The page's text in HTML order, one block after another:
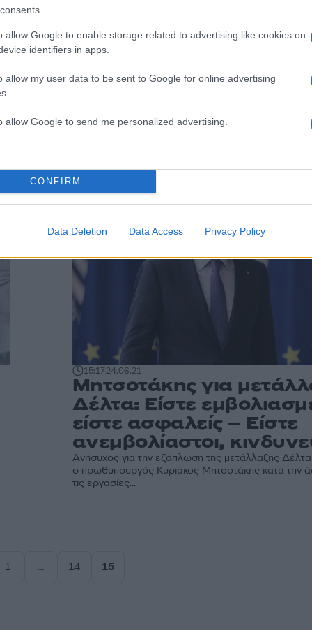
allow Google to enable storage related to advertising like cookies on
identifiers in apps.
allow my user data to be sent to Google for online advertising
allow Google to send me personalized advertising.
CONFIRM
Data Deletion Data Access Privacy Policy
Δέλτα
15:1724.06.21
Μητσοτάκης για
Δέλτα: Είστε
είστε ασφαλείς – Είστε
ανεμβολίαστοι,
Ανήσυχος για την εξάπλωση της μετάλλαξης
ο πρωθυπουργός Κυριάκος Μητσοτάκης κατά την
τις εργασίες...
1
…
14
15